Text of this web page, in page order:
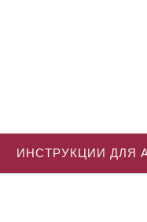
ИНСТРУКЦИИ ДЛЯ